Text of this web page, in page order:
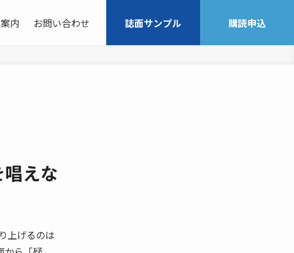
内 お問い合わせ 誌面サンプル 購読申込
えな
上げるのは